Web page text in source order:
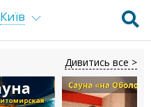
Київ
Дивитись все >